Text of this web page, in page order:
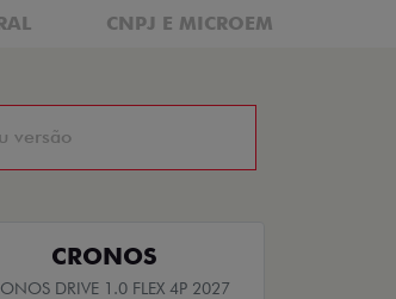
CNPJ E MICROEMPRESÁRIOS
CRONOS
DRIVE 1.0 FLEX 4P 2027